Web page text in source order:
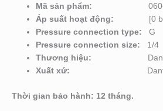
Mã sản phẩm:
Áp suất hoạt động:
[0
Pressure connection type:
G
Pressure connection size:
1/4
Thương hiệu:
Xuất xứ:
Thời gian bảo hành: 12 tháng.